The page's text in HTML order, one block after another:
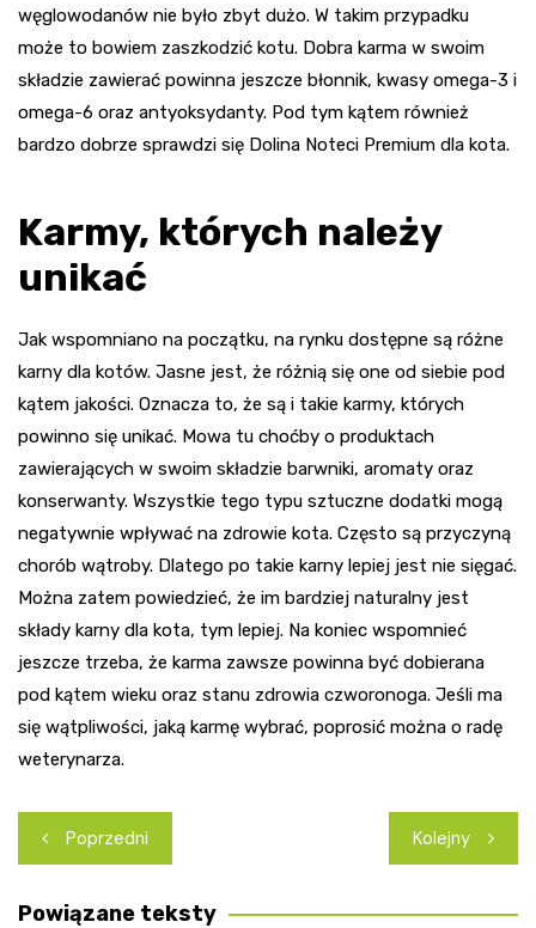
węglowodanów nie było zbyt dużo. W takim przypadku
może to bowiem zaszkodzić kotu. Dobra karma w swoim
składzie zawierać powinna jeszcze błonnik, kwasy omega-3 i
omega-6 oraz antyoksydanty. Pod tym kątem również
bardzo dobrze sprawdzi się Dolina Noteci Premium dla kota.
Karmy, których należy
unikać
Jak wspomniano na początku, na rynku dostępne są różne
karny dla kotów. Jasne jest, że różnią się one od siebie pod
kątem jakości. Oznacza to, że są i takie karmy, których
powinno się unikać. Mowa tu choćby o produktach
zawierających w swoim składzie barwniki, aromaty oraz
konserwanty. Wszystkie tego typu sztuczne dodatki mogą
negatywnie wpływać na zdrowie kota. Często są przyczyną
chorób wątroby. Dlatego po takie karny lepiej jest nie sięgać.
Można zatem powiedzieć, że im bardziej naturalny jest
składy karny dla kota, tym lepiej. Na koniec wspomnieć
jeszcze trzeba, że karma zawsze powinna być dobierana
pod kątem wieku oraz stanu zdrowia czworonoga. Jeśli ma
się wątpliwości, jaką karmę wybrać, poprosić można o radę
weterynarza.
Nawigacja
wpisu
Poprzedni Kolejny
Powiązane teksty